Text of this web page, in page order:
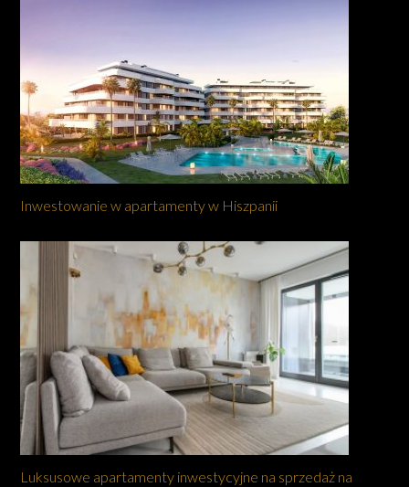
Inwestowanie w apartamenty w Hiszpanii
Luksusowe apartamenty inwestycyjne na sprzedaż na